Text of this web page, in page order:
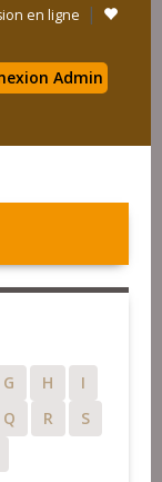
en ligne |
Admin
G H
I
Q R
S